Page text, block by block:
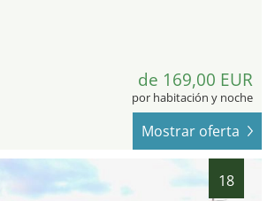
de 169,00 EUR
por habitación y noche
Mostrar oferta
18